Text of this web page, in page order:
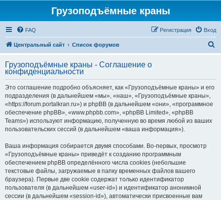
Грузоподъёмные краны
FAQ Вход
Регистрация
Центральный сайт Список форумов
с
Грузоподъёмные краны - Соглашение о
конфиденциальности
Это соглашение подробно объясняет, как «Грузоподъёмные краны» и его
подразделения (в дальнейшем «мы», «наш», «Грузоподъёмные краны»,
«https://forum.portalkran.ru») и phpBB (в дальнейшем «они», «программное
обеспечение phpBB», «www.phpbb.com», «phpBB Limited», «phpBB
Teams») используют информацию, полученную во время любой из ваших
пользовательских сессий (в дальнейшем «ваша информация»).
Ваша информация собирается двумя способами. Во-первых, просмотр
«Грузоподъёмные краны» приведёт к созданию программным
обеспечением phpBB определённого числа cookies (небольшие
текстовые файлы, загружаемые в папку временных файлов вашего
браузера). Первые две cookie содержат только идентификатор
пользователя (в дальнейшем «user-id») и идентификатор анонимной
сессии (в дальнейшем «session-id»), автоматически присвоенные вам